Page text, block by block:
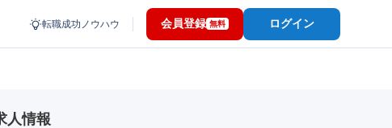
転職成功ノウハウ 会員登録 無料 ログイン
人情報